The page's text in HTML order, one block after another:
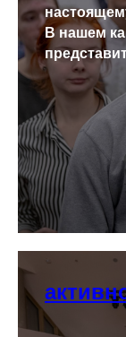
В нашем